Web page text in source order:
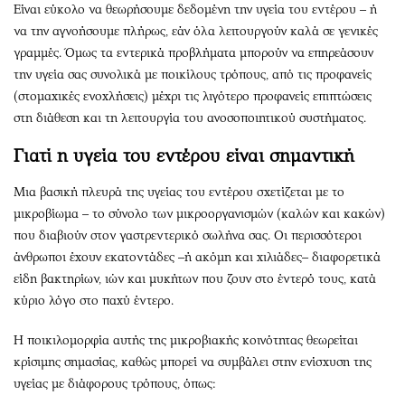
Θέατρο-Χορός
Μουσική
Εικαστικά
Βιβλίο
Χειρόγραφα
Podcasts
Uncut
Προσφορές
Προσωπικότητες στην ''Κ''
Επιστολές
Είναι εύκολο να θεωρήσουμε δεδομένη την υγεία του εντέρου – ή
να την αγνοήσουμε πλήρως, εάν όλα λειτουργούν καλά σε γενικές
γραμμές. Όμως τα εντερικά προβλήματα μπορούν να επηρεάσουν
την υγεία σας συνολικά με ποικίλους τρόπους, από τις προφανείς
(στομαχικές ενοχλήσεις) μέχρι τις λιγότερο προφανείς επιπτώσεις
στη διάθεση και τη λειτουργία του ανοσοποιητικού συστήματος.
Γιατί η υγεία του εντέρου είναι σημαντική
Μια βασική πλευρά της υγείας του εντέρου σχετίζεται με το
μικροβίωμα – το σύνολο των μικροοργανισμών (καλών και κακών)
που διαβιούν στον γαστρεντερικό σωλήνα σας. Οι περισσότεροι
άνθρωποι έχουν εκατοντάδες –ή ακόμη και χιλιάδες– διαφορετικά
είδη βακτηρίων, ιών και μυκήτων που ζουν στο έντερό τους, κατά
κύριο λόγο στο παχύ έντερο.
Η ποικιλομορφία αυτής της μικροβιακής κοινότητας θεωρείται
κρίσιμης σημασίας, καθώς μπορεί να συμβάλει στην ενίσχυση της
υγείας με διάφορους τρόπους, όπως: